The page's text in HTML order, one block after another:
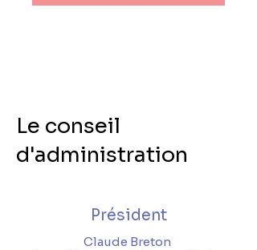
Le conseil
d'administration
Président
Claude Breton